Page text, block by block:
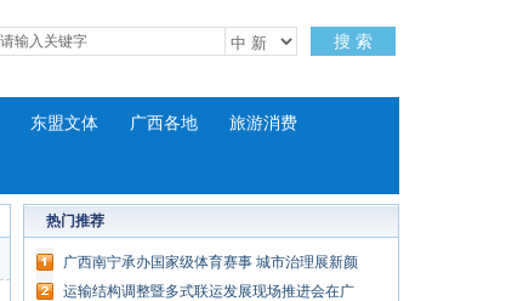
搜 索
东盟文体 广西各地 旅游消费
热门推荐
广西南宁承办国家级体育赛事 城市治理展新颜
运输结构调整暨多式联运发展现场推进会在广